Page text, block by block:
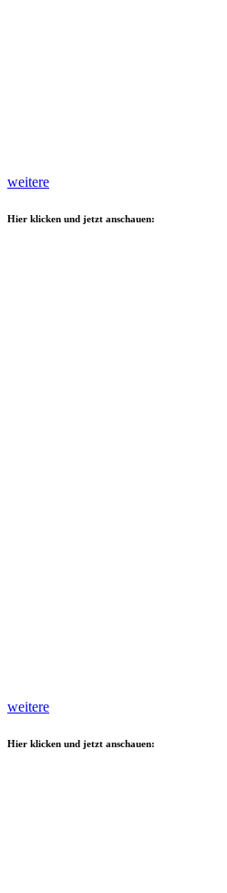
weitere
Hier klicken und jetzt anschauen:
weitere
Hier klicken und jetzt anschauen: